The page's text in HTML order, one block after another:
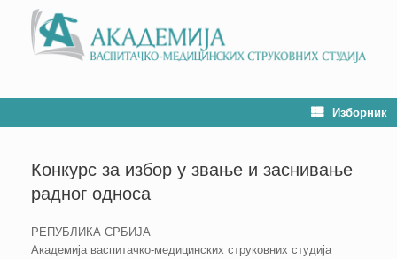
Изборник
Конкурс за избор у звање и заснивање
радног односа
РЕПУБЛИКА СРБИЈА
Академија васпитачко-медицинских струковних студија